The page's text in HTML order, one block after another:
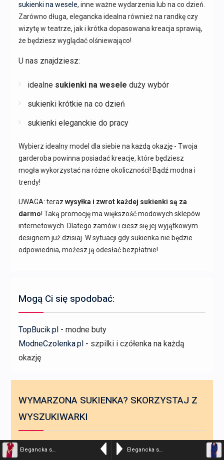
Elegancka sukienka z kołnierzem śliwkowa Elegancka sukienka ołówkowa z dekoltem V niebieska
sukienki na wesele, inne ważne wydarzenia lub na co dzień.
Zarówno długa, elegancka idealna również na randkę czy
wizytę w teatrze, jak i krótka dopasowana kreacja sprawią,
że będziesz wyglądać olśniewająco!
U nas znajdziesz:
idealne sukienki na wesele duży wybór
sukienki krótkie na co dzień
sukienki eleganckie do pracy
Wybierz idealny model dla siebie na każdą okazję - Twoja
garderoba powinna posiadać kreacje, które będziesz
mogła wykorzystać na różne okoliczności! Bądź modna i
trendy!
UWAGA: teraz wysyłka i zwrot każdej sukienki są za
darmo! Taką promocję ma większość modowych sklepów
internetowych. Dlatego zamów i ciesz się jej wyjątkowym
designem już dzisiaj. W sytuacji gdy sukienka nie będzie
odpowiednia, możesz ją odesłać bezpłatnie!
Mogą Ci się spodobać:
TopBucik.pl - modne buty
ModneCzolenka.pl - szpilki i czółenka na każdą
okazję
WYMARZONA SUKIENKA? SKORZYSTAJ Z
WYSZUKIWARKI
Search